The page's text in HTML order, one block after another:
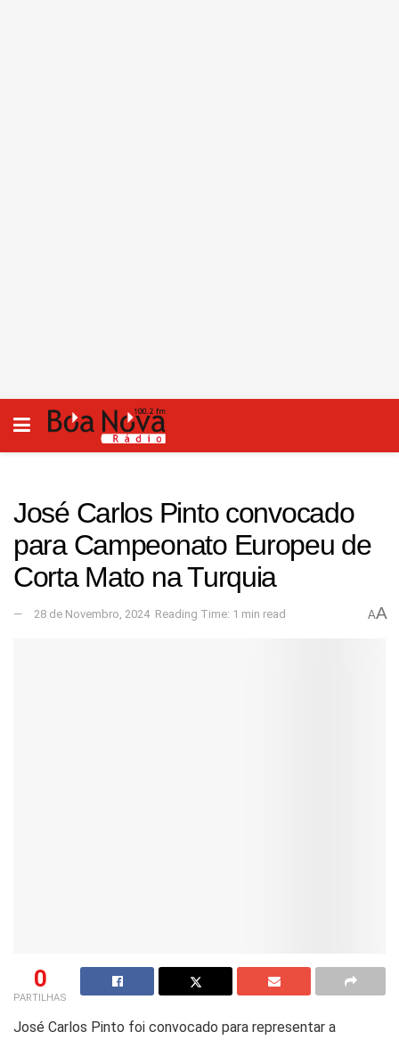
José Carlos Pinto convocado
para Campeonato Europeu de
Corta Mato na Turquia
28 de Novembro, 2024 Reading Time: 1 min read AA
0
PARTILHAS
José Carlos Pinto foi convocado para representar a